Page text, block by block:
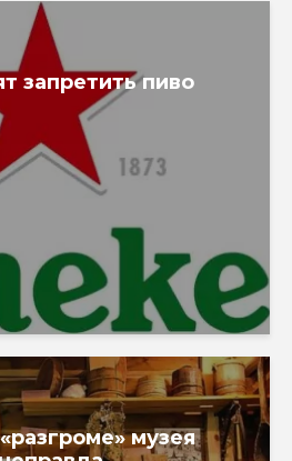
запретить пиво
музея